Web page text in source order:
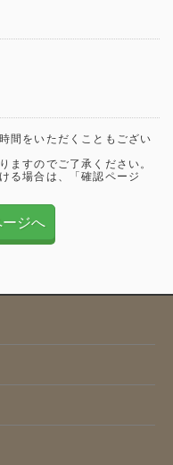
間をいただくこともござい
ますのでご了承ください。
る場合は、「確認ページ
ジへ